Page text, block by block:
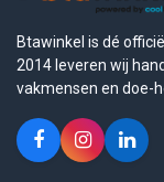
Btawinkel is dé
2014 leveren wij
vakmensen en doe-